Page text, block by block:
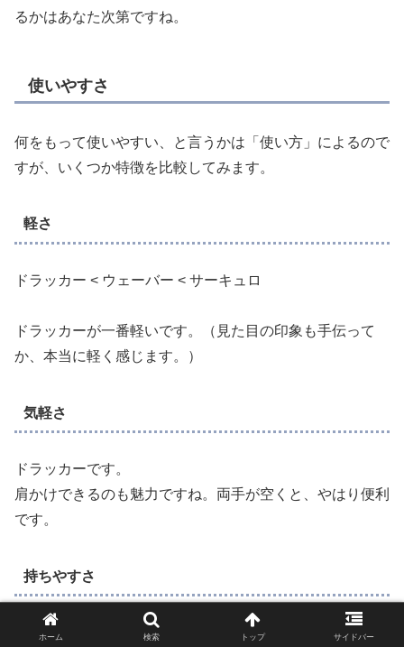
るかはあなた次第ですね。
使いやすさ
何をもって使いやすい、と言うかは「使い方」によるので
すが、いくつか特徴を比較してみます。
軽さ
ドラッカー < ウェーバー < サーキュロ
ドラッカーが一番軽いです。（見た目の印象も手伝って
か、本当に軽く感じます。）
気軽さ
ドラッカーです。
肩かけできるのも魅力ですね。両手が空くと、やはり便利
です。
持ちやすさ
手で持つなら、ウェーバーやサーキュロの方が、安定して
ホーム 検索 トップ サイドバー